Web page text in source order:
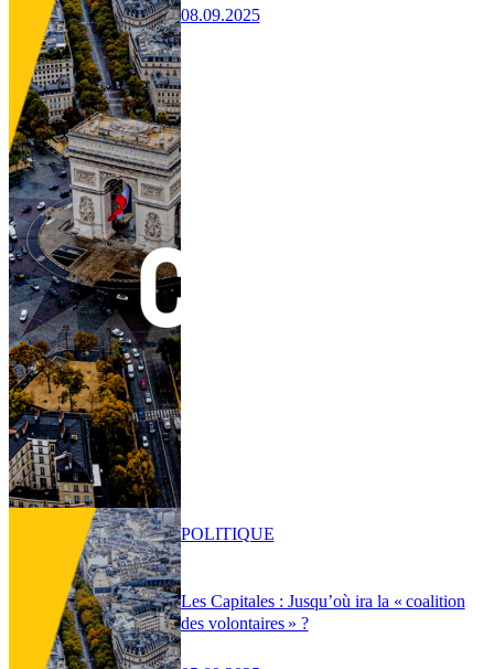
08.09.2025
Les Capitales : Jusqu’où ira la « coalition
des volontaires » ?
POLITIQUE